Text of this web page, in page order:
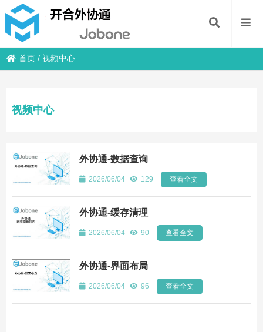
首页 /视频中心
视频中心
外协通-数据查询
2026/06/04 129 查看全文
外协通-缓存清理
2026/06/04 90 查看全文
外协通-界面布局
2026/06/04 96 查看全文